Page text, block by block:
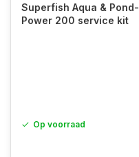
Superfish Aqua & Pond-
Power 200 service kit
Op voorraad